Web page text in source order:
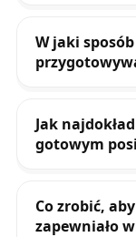
W jaki
Jak
gotowym
Co zrobić,
zapewniało